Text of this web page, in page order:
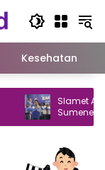
Kesehatan
Slamet Ariyadi
Sumenep